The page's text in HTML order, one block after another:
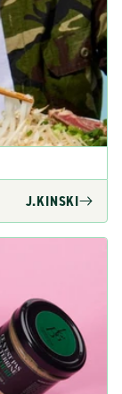
J.KINSKI